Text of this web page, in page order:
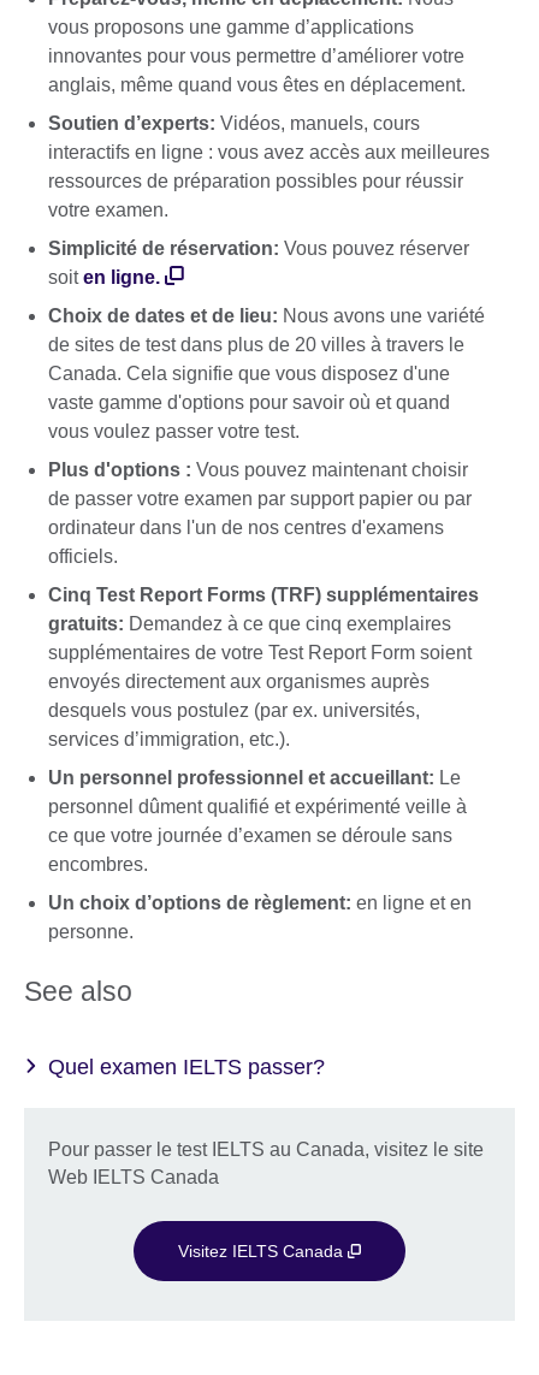
vous proposons une gamme d’applications
innovantes pour vous permettre d’améliorer votre
anglais, même quand vous êtes en déplacement.
Soutien d’experts: Vidéos, manuels, cours
interactifs en ligne : vous avez accès aux meilleures
ressources de préparation possibles pour réussir
votre examen.
Simplicité de réservation: Vous pouvez réserver
soiten ligne.
Choix de dates et de lieu: Nous avons une variété
de sites de test dans plus de 20 villes à travers le
Canada. Cela signifie que vous disposez d'une
vaste gamme d'options pour savoir où et quand
vous voulez passer votre test.
Plus d'options : Vous pouvez maintenant choisir
de passer votre examen par support papier ou par
ordinateur dans l'un de nos centres d'examens
officiels.
Cinq Test Report Forms (TRF) supplémentaires
gratuits: Demandez à ce que cinq exemplaires
supplémentaires de votre Test Report Form soient
envoyés directement aux organismes auprès
desquels vous postulez (par ex. universités,
services d’immigration, etc.).
Un personnel professionnel et accueillant: Le
personnel dûment qualifié et expérimenté veille à
ce que votre journée d’examen se déroule sans
encombres.
Un choix d’options de règlement: en ligne et en
personne.
See also
Quel examen IELTS passer?
Pour passer le test IELTS au Canada, visitez le site
Web IELTS Canada
Visitez IELTS Canada